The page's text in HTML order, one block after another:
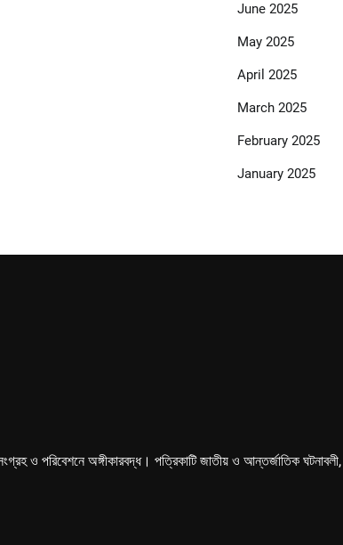
June 2025
May 2025
April 2025
March 2025
February 2025
January 2025
ও পরিবেশনে অঙ্গীকারবদ্ধ। পত্রিকাটি জাতীয় ও আন্তর্জাতিক ঘটনাবলী,